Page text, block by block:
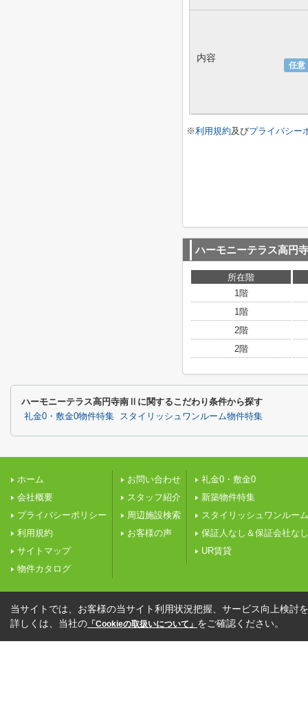
任意
内容
※利用規約及びプライバシー
ハーモニーテラス高円
所在階
1階
1階
2階
2階
ハーモニーテラス高円寺南Ⅱに関するこだわり条件から探す
礼金0・敷金0物件特集 スタイリッシュワンルーム物件特集
ホーム
会社概要
プライバシーポリシー
利用規約
サイトマップ
物件カタログ
お問い合わせ
スタッフ紹介
周辺施設検索
お客様の声
礼金0・敷金0
新築物件特集
スタイリッシュワンルーム
保証人なし＆保証会社なし
UR賃貸
当サイトでは、お客様の当サイト利用状況把握、サービス向上検討
詳しくは、当社の 「Cookieの取扱いについて」 をご確認ください。